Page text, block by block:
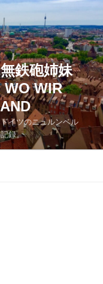
鉄砲姉妹
WO WIR
イツのニュルンベル
録。